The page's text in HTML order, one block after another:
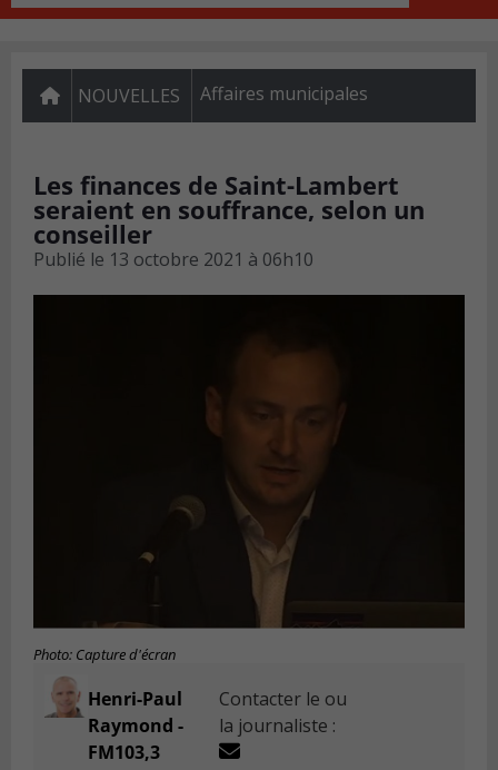
NOUVELLES Affaires municipales
Les finances de Saint-Lambert
seraient en souffrance, selon un
conseiller
Publié le 13 octobre 2021 à 06h10
Photo: Capture d'écran
Henri-Paul
Raymond -
FM103,3
Contacter le ou
la journaliste :